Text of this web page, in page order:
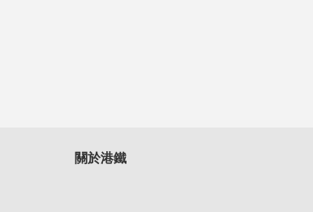
關於港鐵